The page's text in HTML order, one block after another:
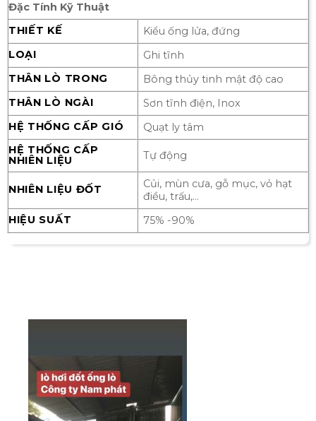
Đặc Tính Kỹ Thuật
THIẾT KẾ
Kiểu ống lửa, đứng
LOẠI
Ghi tĩnh
THÂN LÒ TRONG
Bông thủy tinh mật độ cao
THÂN LÒ NGÀI
Sơn tĩnh điện, Inox
HỆ THỐNG CẤP GIÓ
Quạt ly tâm
HỆ THỐNG CẤP
NHIÊN LIỆU
Tự động
NHIÊN LIỆU ĐỐT
Củi, mùn cưa, gỗ mục, vỏ hạt
điều, trấu,…
HIỆU SUẤT
75% -90%